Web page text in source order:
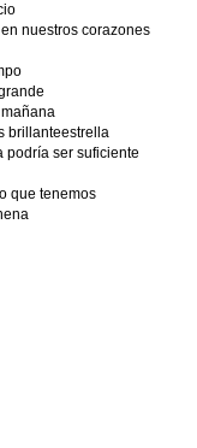
nuestros corazones
brillanteestrella
podría ser suficiente
que tenemos